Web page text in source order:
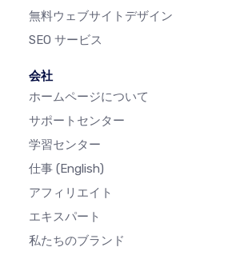
無料ウェブサイトデザイン
SEO サービス
会社
ホームページについて
サポートセンター
学習センター
仕事 (English)
アフィリエイト
エキスパート
私たちのブランド